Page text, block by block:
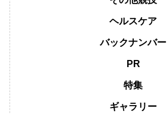
ヘルスケア
バックナンバー
PR
特集
ギャラリー